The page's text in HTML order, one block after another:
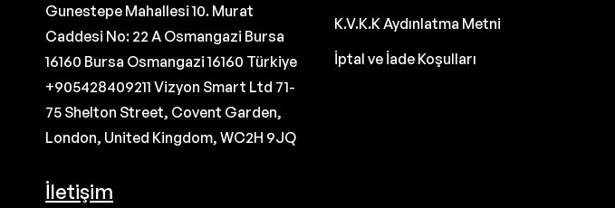
Gunestepe Mahallesi 10. Murat
Caddesi No: 22 A Osmangazi Bursa
16160 Bursa Osmangazi 16160 Türkiye
+905428409211 Vizyon Smart Ltd 71-
75 Shelton Street, Covent Garden,
London, United Kingdom, WC2H 9JQ
İletişim
K.V.K.K Aydınlatma Metni
İptal ve İade Koşulları